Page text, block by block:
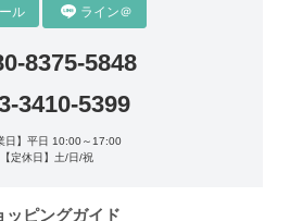
ル ライン＠
8375-5848
3410-5399
日】平日 10:00～17:00
【定休日】土/日/祝
ッピングガイド